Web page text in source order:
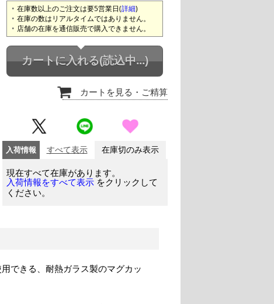
在庫数以上のご注文は要5営業日(詳細)
在庫の数はリアルタイムではありません。
店舗の在庫を通信販売で購入できません。
カートに入れる(読込中...)
カートを見る ・ご精算
入荷情報 すべて表示 在庫切のみ表示
現在すべて在庫があります。
入荷情報をすべて表示 をクリックして
ください。
できる、耐熱ガラス製のマグカッ